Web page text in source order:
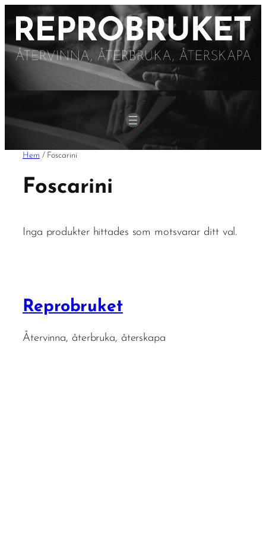
Hem / Foscarini
Foscarini
Inga produkter hittades som motsvarar ditt val.
Reprobruket
Återvinna, återbruka, återskapa